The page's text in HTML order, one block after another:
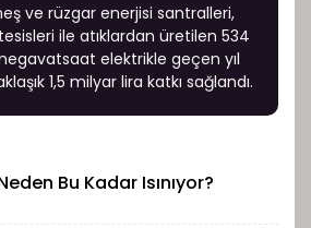
ve rüzgar enerjisi santralleri,
ile atıklardan üretilen 534
elektrikle geçen yıl
1,5 milyar lira katkı sağlandı.
Bu Kadar Isınıyor?